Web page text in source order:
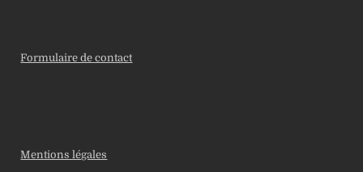
Formulaire de contact
Mentions légales